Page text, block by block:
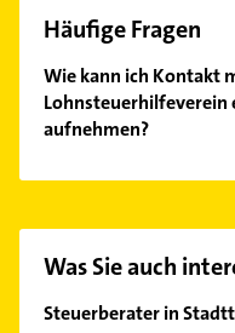
Häufige Fragen
Wie kann ich Kontakt
Lohnsteuerhilfeverein
aufnehmen?
unserem
finden Sie alle
Was Sie auch
Steuerberater in